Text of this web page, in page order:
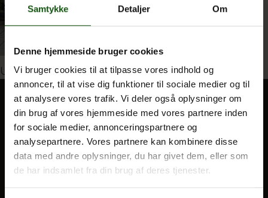
Samtykke Detaljer Om
Denne hjemmeside bruger cookies
Vi bruger cookies til at tilpasse vores indhold og
annoncer, til at vise dig funktioner til sociale medier og til
at analysere vores trafik. Vi deler også oplysninger om
din brug af vores hjemmeside med vores partnere inden
for sociale medier, annonceringspartnere og
analysepartnere. Vores partnere kan kombinere disse
data med andre oplysninger, du har givet dem, eller som
de har indsamlet fra din brug af deres tjenester.
Vores uddannelser
Om E.G.
Indlægsnavigation
Udgivet iStudenterbilleder 2024
BLIV ELEV
Optagelse